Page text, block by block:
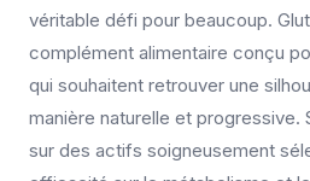
véritable défi pour beaucoup.
complément alimentaire conçu
qui souhaitent retrouver une
manière naturelle et progressive.
sur des actifs soigneusement